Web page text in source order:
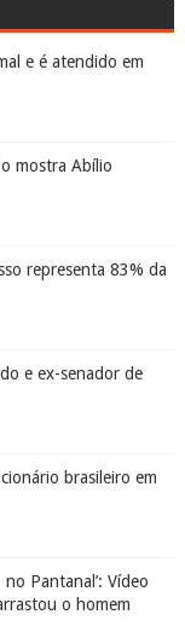
e é atendido em
mostra Abílio
representa 83% da
e ex-senador de
brasileiro em
no Pantanal’: Vídeo
o homem